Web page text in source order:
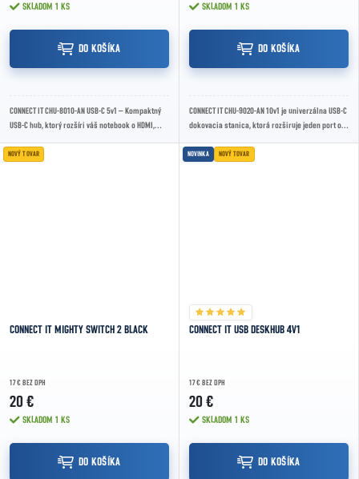
SKLADOM 1 KS
DO KOŠÍKA
CONNECT IT CHU-8010-AN USB-C 5v1 – Kompaktný
USB-C hub, ktorý rozšíri váš notebook o HDMI,
SKLADOM 1 KS
DO KOŠÍKA
CONNECT IT CHU-9020-AN 10v1 je univerzálna USB-C
dokovacia stanica, ktorá rozširuje jeden port o
NOVÝ TOVAR
CONNECT IT MIGHTY SWITCH 2 BLACK
17 € BEZ DPH
20 €
SKLADOM 1 KS
DO KOŠÍKA
NOVINKA NOVÝ TOVAR
CONNECT IT USB DESKHUB 4V1
17 € BEZ DPH
20 €
SKLADOM 1 KS
DO KOŠÍKA